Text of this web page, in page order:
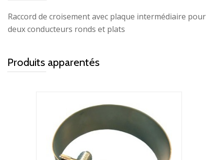
Raccord de croisement avec plaque intermédiaire pour
deux conducteurs ronds et plats
Produits apparentés